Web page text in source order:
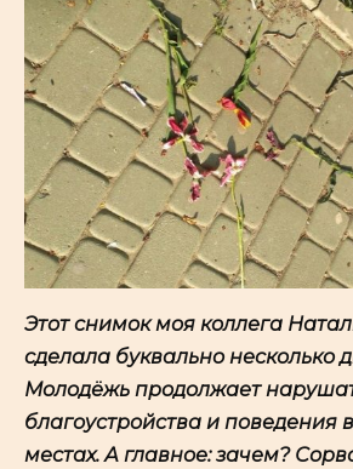
Этот снимок моя коллега
сделала буквально несколько
Молодёжь продолжает
благоустройства и поведения
местах. А главное: зачем?